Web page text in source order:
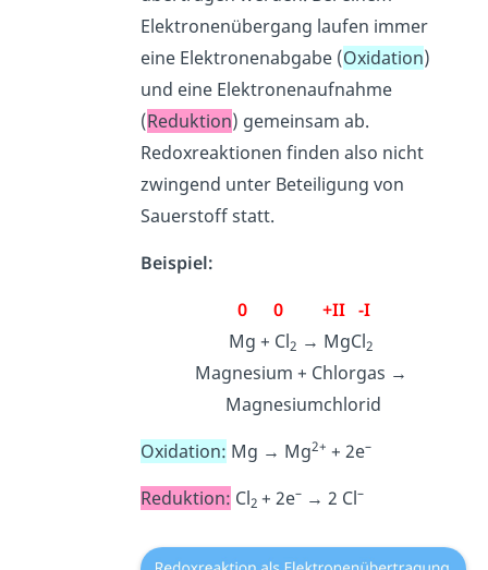
Elektronenübergang laufen immer
eine Elektronenabgabe (Oxidation)
und eine Elektronenaufnahme
(Reduktion) gemeinsam ab.
Redoxreaktionen finden also nicht
zwingend unter Beteiligung von
Sauerstoff statt.
Beispiel:
0 0 +II -I
Mg + Cl2 → MgCl2
Magnesium + Chlorgas →
Magnesiumchlorid
Oxidation: Mg → Mg2+ + 2e–
Reduktion: Cl2+ 2e– → 2 Cl–